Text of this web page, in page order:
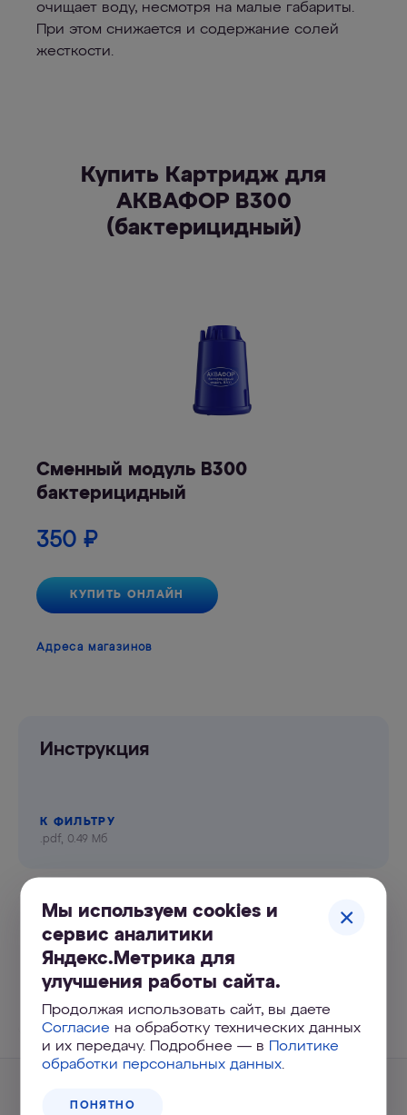
очищает воду, несмотря на малые габариты.
При этом снижается и содержание солей
жесткости.
Купить Картридж для
АКВАФОР В300
(бактерицидный)
Сменный модуль B300
бактерицидный
350 ₽
КУПИТЬ ОНЛАЙН
Адреса магазинов
Инструкция
К ФИЛЬТРУ
.pdf, 0.49 Мб
Портал
поддержки
УЗНАТЬ БОЛЬШЕ
Мы используем cookies и
сервис аналитики
Яндекс.Метрика для
улучшения работы сайта.
Продолжая использовать сайт, вы даете
Согласие на обработку технических данных
и их передачу. Подробнее — в Политике
обработки персональных данных
ПОНЯТНО